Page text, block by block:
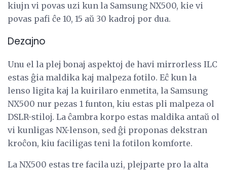
kiujn vi povas uzi kun la Samsung NX500, kie vi
povas pafi ĉe 10, 15 aŭ 30 kadroj por dua.
Dezajno
Unu el la plej bonaj aspektoj de havi mirrorless ILC
estas ĝia maldika kaj malpeza fotilo. Eĉ kun la
lenso ligita kaj la kuirilaro enmetita, la Samsung
NX500 nur pezas 1 funton, kiu estas pli malpeza ol
DSLR-stiloj. La ĉambra korpo estas maldika antaŭ ol
vi kunligas NX-lenson, sed ĝi proponas dekstran
kroĉon, kiu faciligas teni la fotilon komforte.
La NX500 estas tre facila uzi, plejparte pro la alta